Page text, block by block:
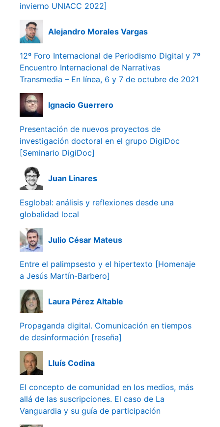
invierno UNIACC 2022]
Alejandro Morales Vargas
12º Foro Internacional de Periodismo Digital y 7º
Encuentro Internacional de Narrativas
Transmedia – En línea, 6 y 7 de octubre de 2021
Ignacio Guerrero
Presentación de nuevos proyectos de
investigación doctoral en el grupo DigiDoc
[Seminario DigiDoc]
Juan Linares
Esglobal: análisis y reflexiones desde una
globalidad local
Julio César Mateus
Entre el palimpsesto y el hipertexto [Homenaje
a Jesús Martín-Barbero]
Laura Pérez Altable
Propaganda digital. Comunicación en tiempos
de desinformación [reseña]
Lluís Codina
El concepto de comunidad en los medios, más
allá de las suscripciones. El caso de La
Vanguardia y su guía de participación